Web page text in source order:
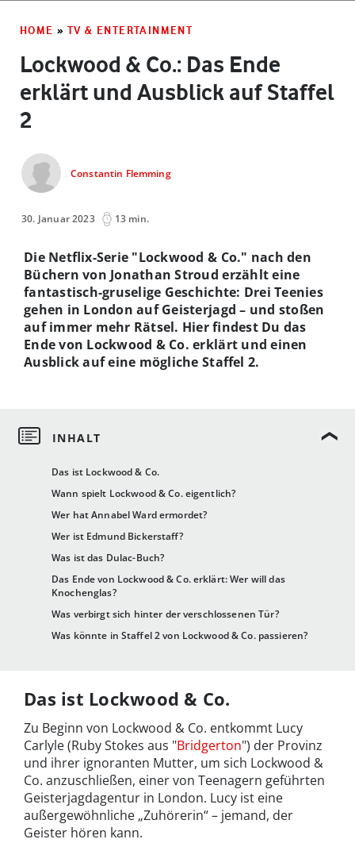
HOME » TV & ENTERTAINMENT
Lockwood & Co.: Das Ende
erklärt und Ausblick auf Staffel
2
Constantin Flemming
30. Januar 2023 13 min.
Das ist Lockwood & Co.
Wann spielt Lockwood & Co. eigentlich?
Wer hat Annabel Ward ermordet?
Wer ist Edmund Bickerstaff?
Was ist das Dulac-Buch?
Das Ende von Lockwood & Co. erklärt: Wer will das
Knochenglas?
Was verbirgt sich hinter der verschlossenen Tür?
Was könnte in Staffel 2 von Lockwood & Co. passieren?
Die Netflix-Serie "Lockwood & Co." nach den
Büchern von Jonathan Stroud erzählt eine
fantastisch-gruselige Geschichte: Drei Teenies
gehen in London auf Geisterjagd – und stoßen
auf immer mehr Rätsel. Hier findest Du das
Ende von Lockwood & Co. erklärt und einen
Ausblick auf eine mögliche Staffel 2.
Das ist Lockwood & Co.
Zu Beginn von Lockwood & Co. entkommt Lucy
Carlyle (Ruby Stokes aus "Bridgerton") der Provinz
und ihrer ignoranten Mutter, um sich Lockwood &
Co. anzuschließen, einer von Teenagern geführten
Geisterjagdagentur in London. Lucy ist eine
außergewöhnliche „Zuhörerin“ – jemand, der
Geister hören kann.